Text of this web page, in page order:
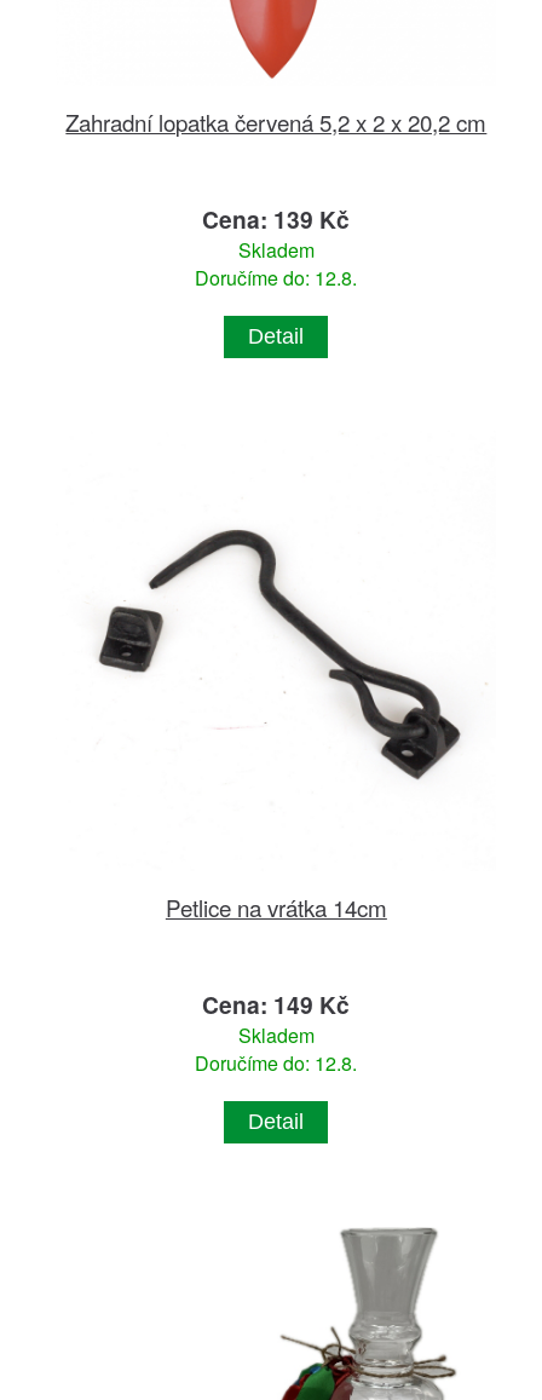
Zahradní lopatka červená 5,2 x 2 x 20,2 cm
Cena: 139 Kč
Skladem
Doručíme do: 12.8.
Detail
Petlice na vrátka 14cm
Cena: 149 Kč
Skladem
Doručíme do: 12.8.
Detail